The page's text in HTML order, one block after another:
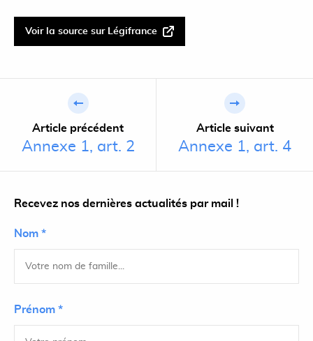
Voir la source sur Légifrance
Article précédent
Annexe 1, art. 2
Article suivant
Annexe 1, art. 4
Recevez nos dernières actualités par mail !
Nom *
Prénom *